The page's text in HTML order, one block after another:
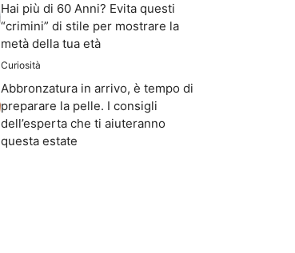
Hai più di 60 Anni? Evita questi
“crimini” di stile per mostrare la
metà della tua età
Curiosità
Abbronzatura in arrivo, è tempo di
preparare la pelle. I consigli
dell’esperta che ti aiuteranno
questa estate